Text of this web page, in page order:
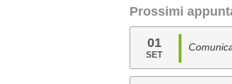
Prossimi
01
SET